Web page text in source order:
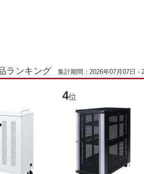
ランキング 集計期間：2026年07月07日 -
4位